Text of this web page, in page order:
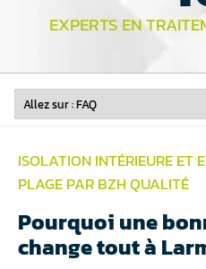
EXPERTS EN
ISOLATION INTÉRIEURE ET
PLAGE PAR BZH QUALITÉ
Pourquoi une
change tout à